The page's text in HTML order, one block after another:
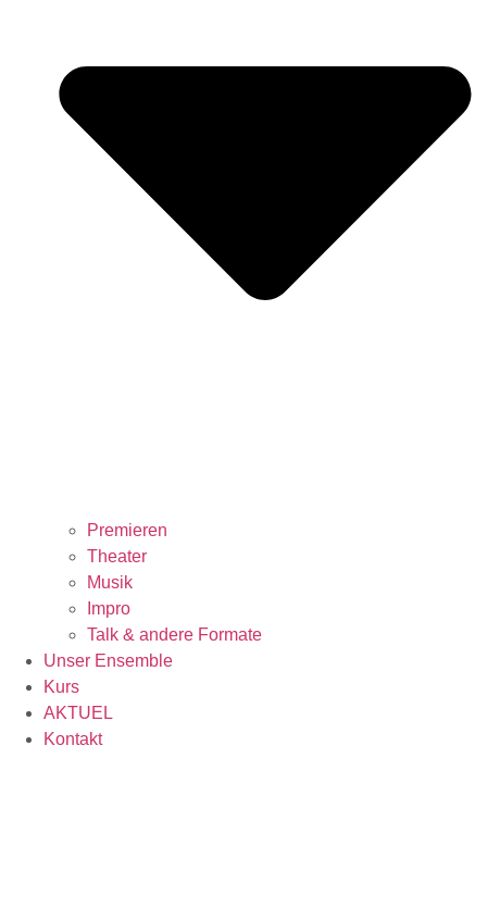
Premieren
Theater
Musik
Impro
Talk & andere Formate
Unser Ensemble
Kurs
AKTUEL
Kontakt